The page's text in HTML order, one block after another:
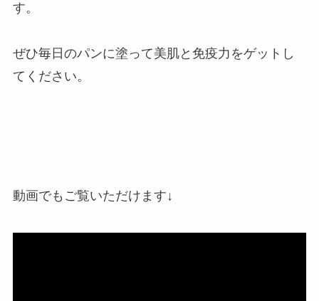
す。
ぜひ毎日のパンに塗って美肌と免疫力をゲットし
てください。
動画でもご覧いただけます↓